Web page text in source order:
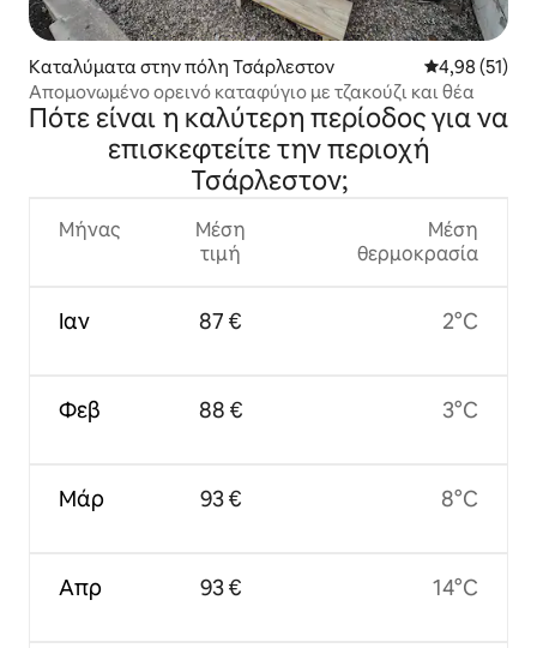
Καταλύματα στην πόλη Τσάρλεστον Μέση
4,98 (51)
Απομονωμένο ορεινό καταφύγιο με τζακούζι και θέα
Πότε είναι η καλύτερη περίοδος για να
επισκεφτείτε την περιοχή
Τσάρλεστον;
Μήνας
Ιαν
Φεβ
Μάρ
Απρ
Μέση
τιμή
87 €
88 €
93 €
93 €
Μέση
θερμοκρασία
2°C
3°C
8°C
14°C